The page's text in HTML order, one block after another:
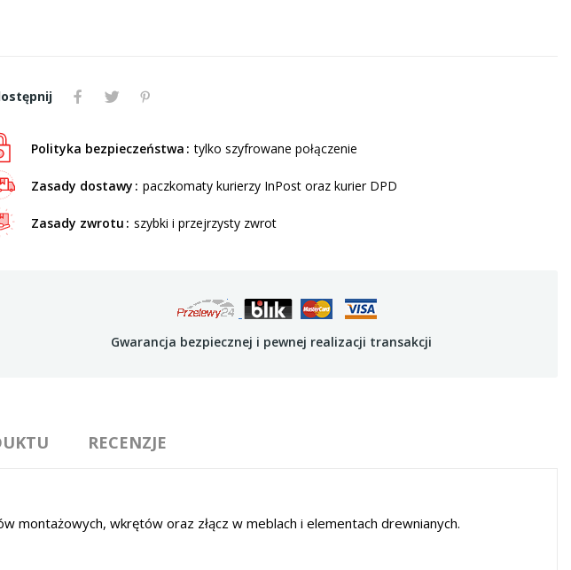
Polityka bezpieczeństwa tylko szyfrowane połączenie
Zasady dostawy paczkomaty kurierzy InPost oraz kurier DPD
Zasady zwrotu szybki i przejrzysty zwrot
Gwarancja bezpiecznej i pewnej realizacji transakcji
RECENZJE
wkrętów oraz złącz w meblach i elementach drewnianych.